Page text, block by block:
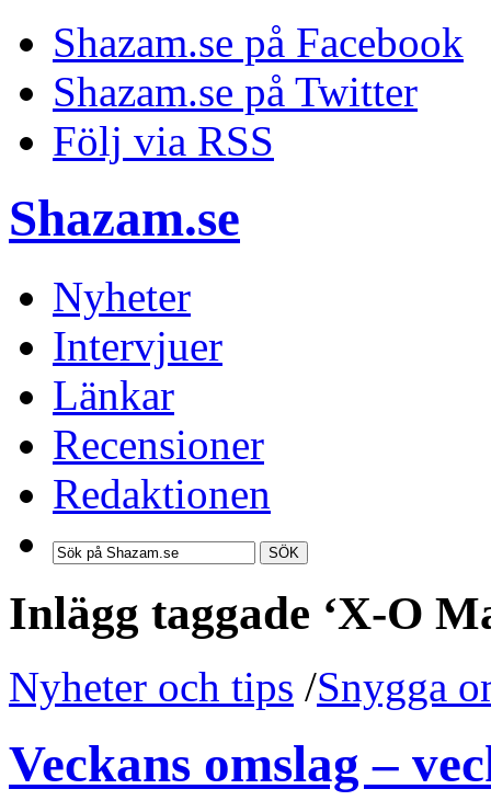
Shazam.se på Facebook
Shazam.se på Twitter
Följ via RSS
Shazam.se
Nyheter
Intervjuer
Länkar
Recensioner
Redaktionen
SÖK
Inlägg taggade ‘X-O
Nyheter och tips /Snygga
Veckans omslag –